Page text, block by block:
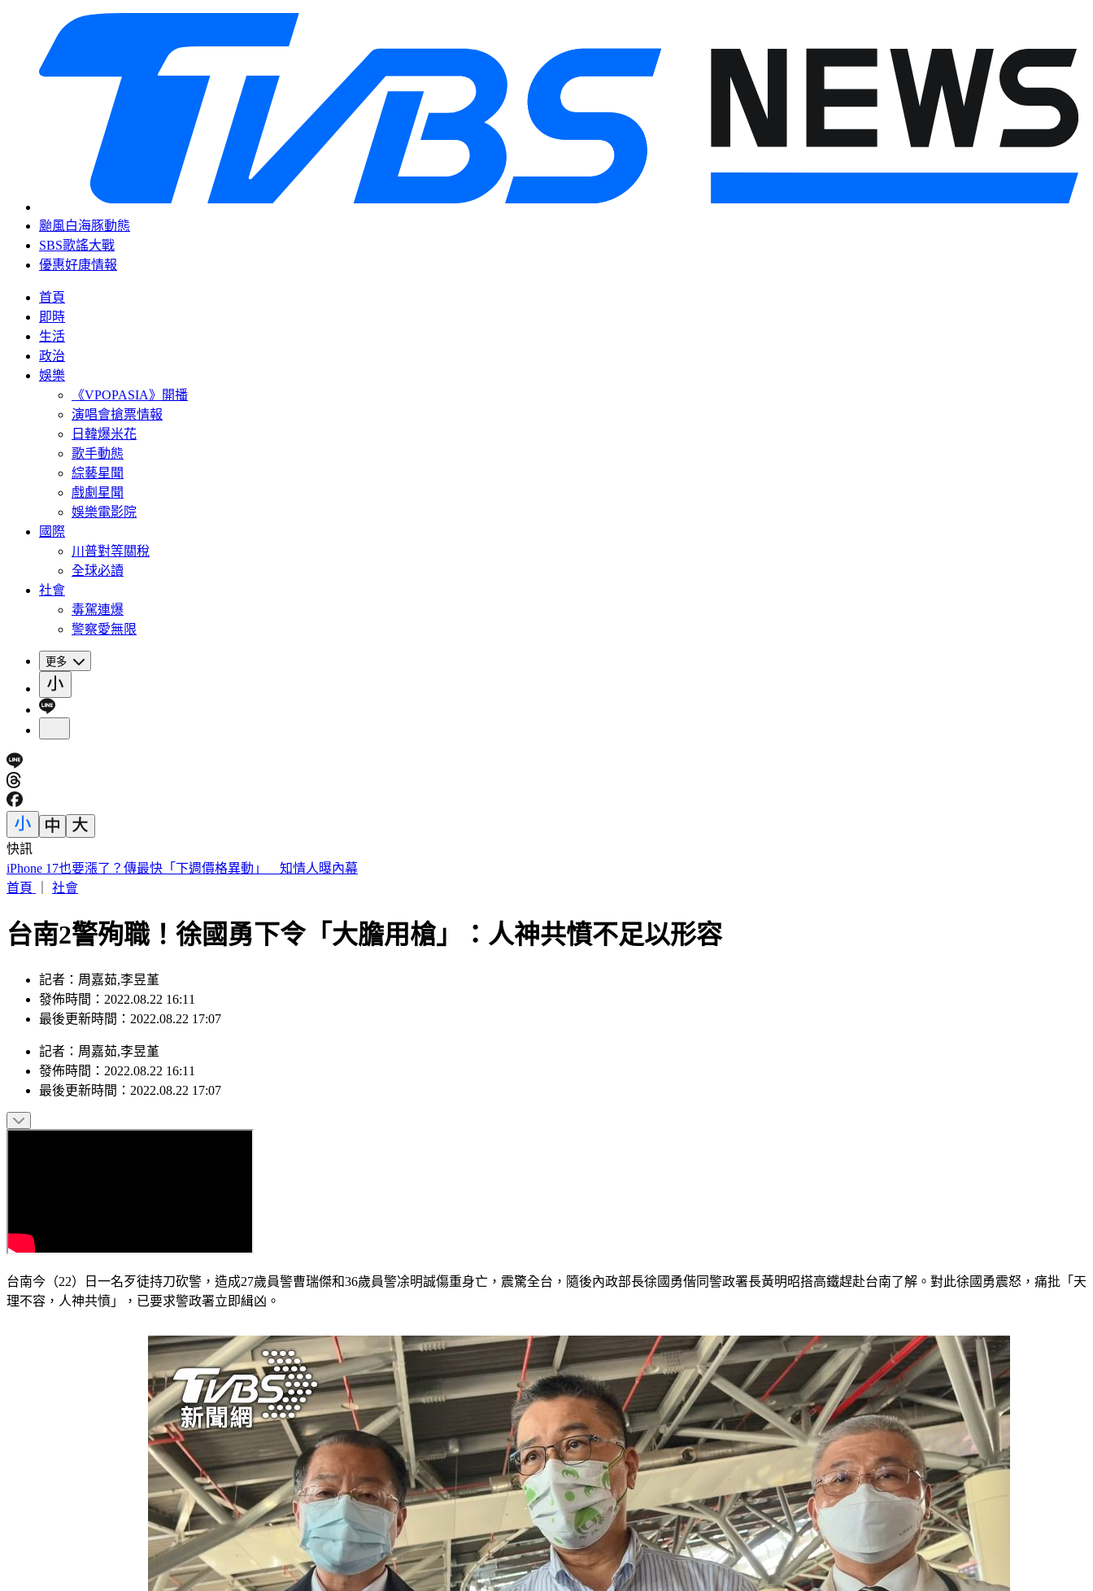
颱風白海豚動態
SBS歌謠大戰
優惠好康情報
首頁
即時
生活
政治
娛樂
《VPOPASIA》開播
演唱會搶票情報
日韓爆米花
歌手動態
綜藝星聞
戲劇星聞
娛樂電影院
國際
川普對等關稅
全球必讀
社會
毒駕連爆
警察愛無限
更多
快訊
市場拜票擋人去路遭嗆聲 沈伯洋道歉了「希望能夠精進動線」
首頁
社會
台南2警殉職！徐國勇下令「大膽用槍」：人神共憤不足以形容
記者：周嘉茹,李昱堇
發佈時間：2022.08.22 16:11
最後更新時間：2022.08.22 17:07
記者 ： 周嘉茹,李昱堇
發佈時間： 2022.08.22 16:11
最後更新時間： 2022.08.22 17:07
台南今（22）日一名歹徒持刀砍警，造成27歲員警曹瑞傑和36歲員警凃明誠傷重身亡，震驚全台，隨後內政部長徐國勇偕同警政署長黃明昭搭高鐵趕赴台南了解。對此徐國勇震怒，痛批「天
理不容，人神共憤」，已要求警政署立即緝凶。